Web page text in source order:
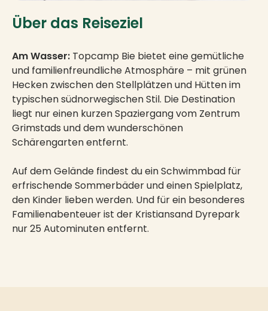
Über das Reiseziel
Am Wasser: Topcamp Bie bietet eine gemütliche
und familienfreundliche Atmosphäre – mit grünen
Hecken zwischen den Stellplätzen und Hütten im
typischen südnorwegischen Stil. Die Destination
liegt nur einen kurzen Spaziergang vom Zentrum
Grimstads und dem wunderschönen
Schärengarten entfernt.
Auf dem Gelände findest du ein Schwimmbad für
erfrischende Sommerbäder und einen Spielplatz,
den Kinder lieben werden. Und für ein besonderes
Familienabenteuer ist der Kristiansand Dyrepark
nur 25 Autominuten entfernt.